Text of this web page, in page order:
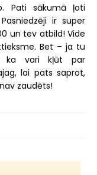
Pati sākumā ļoti
ir super
un tev atbild! Vide
Bet – ja tu
ka vari kļūt par
lai pats saprot,
zaudēts!